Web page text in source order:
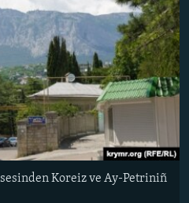
Koreiz ve Ay-Petriniñ